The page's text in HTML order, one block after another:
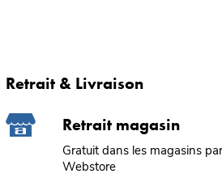
Retrait & Livraison
Retrait magasin
Gratuit dans les magasins
Webstore